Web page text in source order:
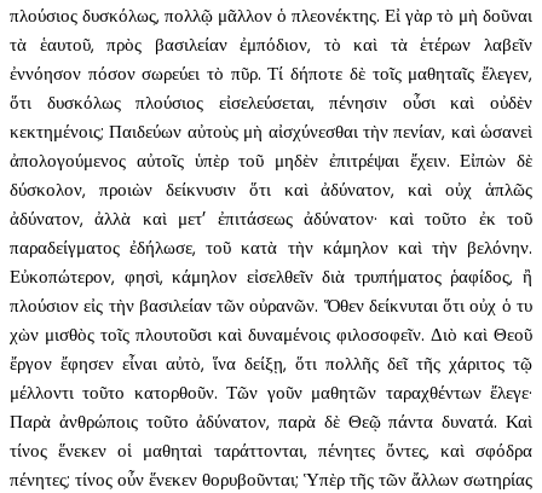
πλούσιος δυσκόλως, πολλῷ μᾶλλον ὁ πλεονέκτης. Εἰ γὰρ τὸ μὴ δοῦναι
τὰ ἑαυτοῦ, πρὸς βασιλείαν ἐμπόδιον, τὸ καὶ τὰ ἑτέρων λαβεῖν
ἐννόησον πόσον σωρεύει τὸ πῦρ. Τί δήποτε δὲ τοῖς μαθηταῖς ἔλεγεν,
ὅτι δυσκόλως πλούσιος εἰσελεύσεται, πένησιν οὖσι καὶ οὐδὲν
κεκτημένοις; Παιδεύων αὐτοὺς μὴ αἰσχύνεσθαι τὴν πενίαν, καὶ ὡσανεὶ
ἀπολογούμενος αὐτοῖς ὑπὲρ τοῦ μηδὲν ἐπιτρέψαι ἔχειν. Εἰπὼν δὲ
δύσκολον, προιὼν δείκνυσιν ὅτι καὶ ἀδύνατον, καὶ οὐχ ἁπλῶς
ἀδύνατον, ἀλλὰ καὶ μετ’ ἐπιτάσεως ἀδύνατον· καὶ τοῦτο ἐκ τοῦ
παραδείγματος ἐδήλωσε, τοῦ κατὰ τὴν κάμηλον καὶ τὴν βελόνην.
Εὐκοπώτερον, φησὶ, κάμηλον εἰσελθεῖν διὰ τρυπήματος ῥαφίδος, ἢ
πλούσιον εἰς τὴν βασιλείαν τῶν οὐρανῶν. Ὅθεν δείκνυται ὅτι οὐχ ὁ τυ
χὼν μισθὸς τοῖς πλουτοῦσι καὶ δυναμένοις φιλοσοφεῖν. Διὸ καὶ Θεοῦ
ἔργον ἔφησεν εἶναι αὐτὸ, ἵνα δείξῃ, ὅτι πολλῆς δεῖ τῆς χάριτος τῷ
μέλλοντι τοῦτο κατορθοῦν. Τῶν γοῦν μαθητῶν ταραχθέντων ἔλεγε·
Παρὰ ἀνθρώποις τοῦτο ἀδύνατον, παρὰ δὲ Θεῷ πάντα δυνατά. Καὶ
τίνος ἕνεκεν οἱ μαθηταὶ ταράττονται, πένητες ὄντες, καὶ σφόδρα
πένητες; τίνος οὖν ἕνεκεν θορυβοῦνται; Ὑπὲρ τῆς τῶν ἄλλων σωτηρίας